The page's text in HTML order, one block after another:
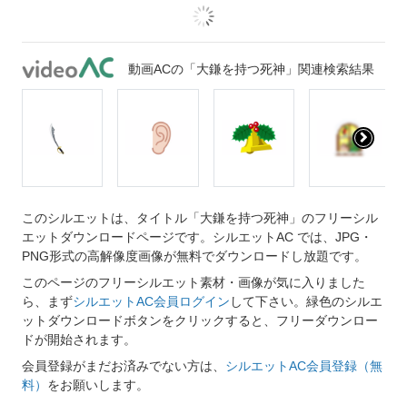
動画ACの「大鎌を持つ死神」関連検索結果
このシルエットは、タイトル「大鎌を持つ死神」のフリーシル
エットダウンロードページです。シルエットAC では、JPG・
PNG形式の高解像度画像が無料でダウンロードし放題です。
このページのフリーシルエット素材・画像が気に入りました
ら、まずシルエットAC会員ログイン して下さい。緑色のシルエ
ットダウンロードボタンをクリックすると、フリーダウンロー
ドが開始されます。
会員登録がまだお済みでない方は、 シルエットAC会員登録（無
料） をお願いします。